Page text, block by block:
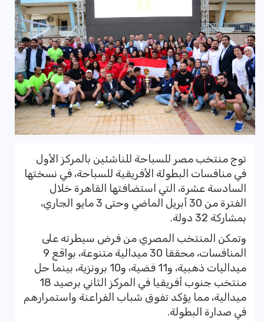
توج منتخب مصر للسباحة للناشئين بالمركز الأول
في منافسات البطولة الأفريقية للسباحة، في نسختها
السادسة عشرة، التي استضافتها القاهرة خلال
الفترة من 30 أبريل الماضي وحتى 3 مايو الجاري،
بمشاركة 32 دولة.
وتمكن المنتخب المصري من فرض سيطرته على
المنافسات، محققا 30 ميدالية متنوعة، بواقع 9
ميداليات ذهبية، و11 فضية، و10 برونزية، بينما حل
منتخب جنوب أفريقيا في المركز الثاني برصيد 18
ميدالية، مما يؤكد تفوق شباب الفراعنة واستمرارهم
في صدارة البطولة.